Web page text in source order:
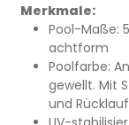
Merkmale:
Pool-Maße:
achtform
Poolfarbe:
gewellt. Mit
und